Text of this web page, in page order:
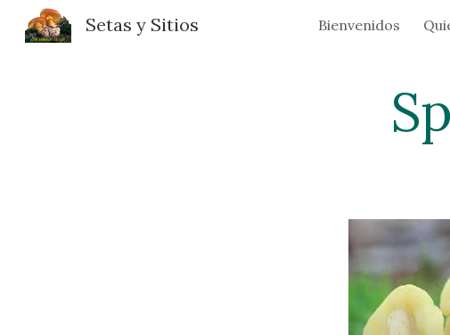
Skip to
Setas y Sitios Bienvenidos